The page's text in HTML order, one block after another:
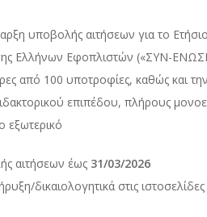
υποβολής αιτήσεων για το
Ελλήνων Εφοπλιστών («ΣΥΝ-ΕΝΩΣΙΣ
από 100 υποτροφίες, καθώς και
επιπέδου, πλήρους
εξωτερικό
αιτήσεων έως 31/03/2026
δικαιολογητικά στις ιστοσελίδες